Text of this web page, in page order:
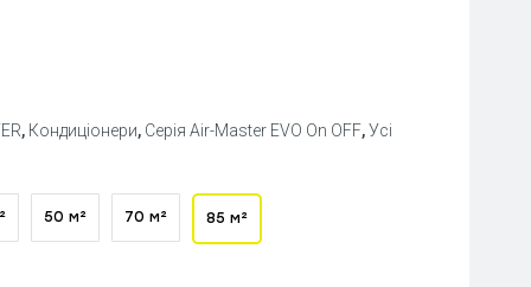
, Кондиціонери, Серія Air-Master EVO On OFF,Усі
50 м² 70 м² 85 м²